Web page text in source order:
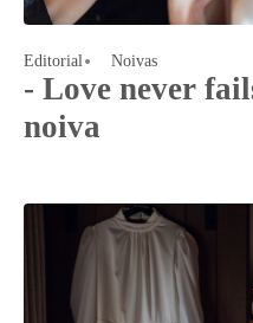
Editorial Noivas
- Love never
noiva